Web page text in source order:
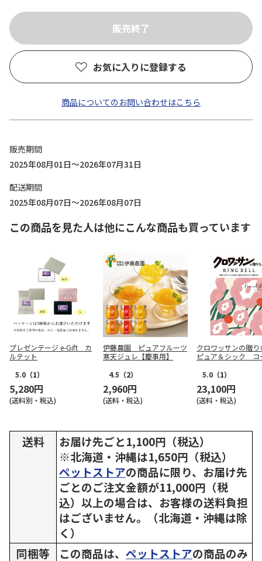
お気に入りに登録する
商品についてのお問い合わせはこちら
販売期間
2025年08月01日～2026年07月31日
配送期間
2025年08月07日～2026年08月07日
この商品を見た人は他にこんな商品も買っています
プレゼンテージ e-Gift カ
ルテット
5.0 （1）
5,280円
(送料別・税込)
伊藤農園 ピュアフルーツ
寒天ジュレ【慶事用】
4.5 （2）
2,960円
(送料・税込)
クロワッサンの贈
ピュア＆シック コ
5.0 （1）
23,100円
(送料・税込)
送料
お届け先ごと1,100円（税込）
※北海道・沖縄は1,650円（税込）
ペットストアの商品に限り、お届け先
ごとのご注文金額が11,000円（税
込）以上の場合は、お客様の送料負担
はございません。（北海道・沖縄は除
く）
同梱等
この商品は、 ペットストアの商品のみ